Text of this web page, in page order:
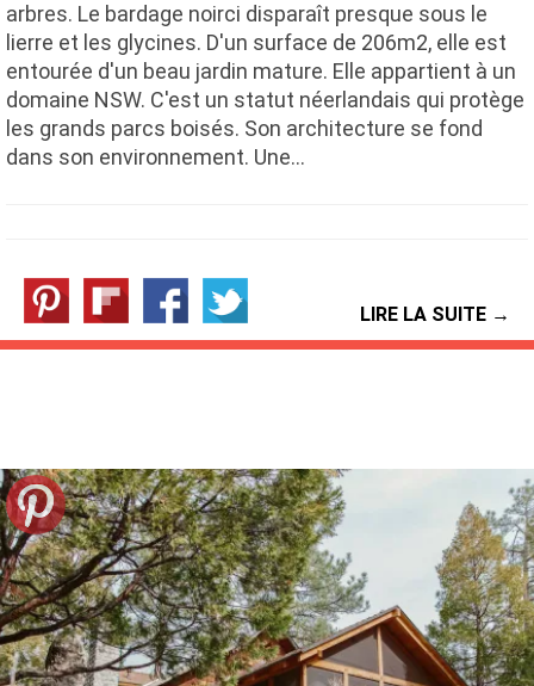
arbres. Le bardage noirci disparaît presque sous le
lierre et les glycines. D'un surface de 206m2, elle est
entourée d'un beau jardin mature. Elle appartient à un
domaine NSW. C'est un statut néerlandais qui protège
les grands parcs boisés. Son architecture se fond
dans son environnement. Une…
LIRE LA SUITE →